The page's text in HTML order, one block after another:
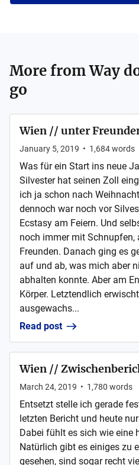
More fromWay
go
Wien // unter
January 5, 2019 • 1,684words
Was für ein Start ins neue
Silvester hat seinen Zoll
ich ja schon nach
dennoch war noch vor
Ecstasy am Feiern. Und
noch immer mit Schnupfen,
Freunden. Danach ging es
auf und ab, was mich aber
abhalten konnte. Aber am
Körper. Letztendlich
ausgewachs...
Read post
Wien //
March 24, 2019 • 1,780 words
Entsetzt stelle ich gerade
letzten Bericht und heute
Dabei fühlt es sich wie eine
Natürlich gibt es einiges zu
gesehen, sind sogar recht